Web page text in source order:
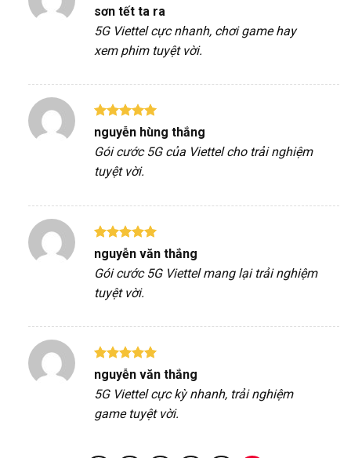
Được xếp
hạng
5
sao
sơn tết ta ra
5G Viettel cực nhanh, chơi game hay
xem phim tuyệt vời.
Được xếp
hạng 5
sao
nguyễn hùng thắng
Gói cước 5G của Viettel cho trải nghiệm
tuyệt vời.
Được xếp
hạng55
sao
nguyễn văn thắng
Gói cước 5G Viettel mang lại trải nghiệm
tuyệt vời.
Được xếp
hạng 5
sao
nguyễn văn thắng
5G Viettel cực kỳ nhanh, trải nghiệm
game tuyệt vời.